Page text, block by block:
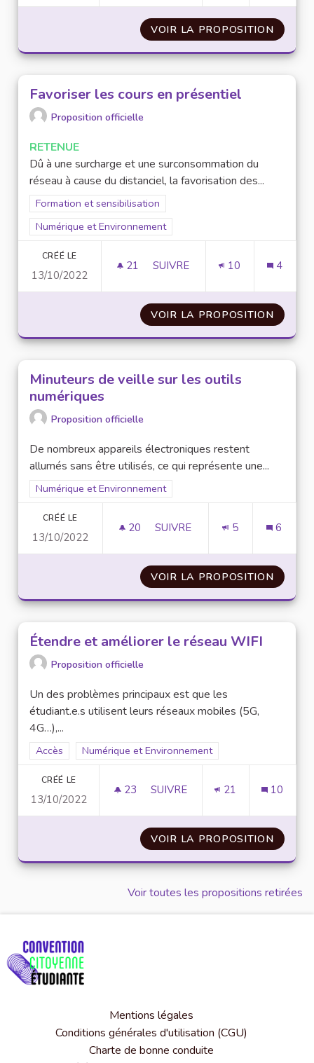
VOIR LA PROPOSITION
Favoriser les cours en présentiel
Proposition officielle
RETENUE
Dû à une surcharge et une surconsommation du
réseau à cause du distanciel, la favorisation des...
Filtrer les résultats de la catégorie : Formation et
Formation et sensibilisation
Filtrer les résultats pour le secteur : Numérique et
Numérique et Environnement
CRÉÉ LE
13/10/2022
21 21 ABONNÉS
SUIVRE 10 4
VOIR LA PROPOSITION
Minuteurs de veille sur les outils
numériques
Proposition officielle
De nombreux appareils électroniques restent
allumés sans être utilisés, ce qui représente une...
Filtrer les résultats pour le secteur : Numérique et
Numérique et Environnement
CRÉÉ LE
13/10/2022
20 20 ABONNÉS
SUIVRE 5 6
VOIR LA PROPOSITION
Étendre et améliorer le réseau WIFI
Proposition officielle
Un des problèmes principaux est que les
étudiant.e.s utilisent leurs réseaux mobiles (5G,
4G…),...
Filtrer les résultats de la catégorie : Accès
Accès Filtrer les résultats pour le secteur : Numérique et
Numérique et Environnement
CRÉÉ LE
13/10/2022
23 23 ABONNÉS
SUIVRE 21 10
VOIR LA PROPOSITION
Voir toutes les propositions retirées
Mentions légales
Conditions générales d'utilisation (CGU)
Charte de bonne conduite